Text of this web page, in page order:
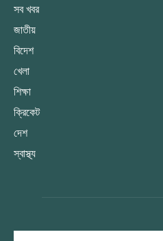
সব খবর
জাতীয়
বিদেশ
খেলা
শিক্ষা
ক্রিকেট
দেশ
স্বাস্থ্য